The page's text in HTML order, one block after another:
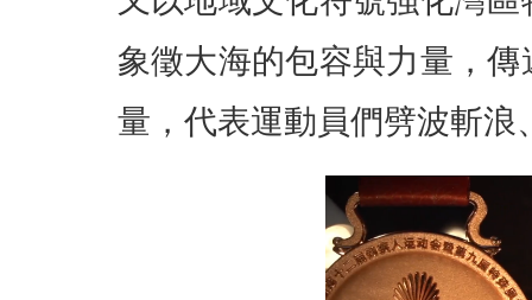
象徵大海的包容與力量，
量，代表運動員們劈波斬